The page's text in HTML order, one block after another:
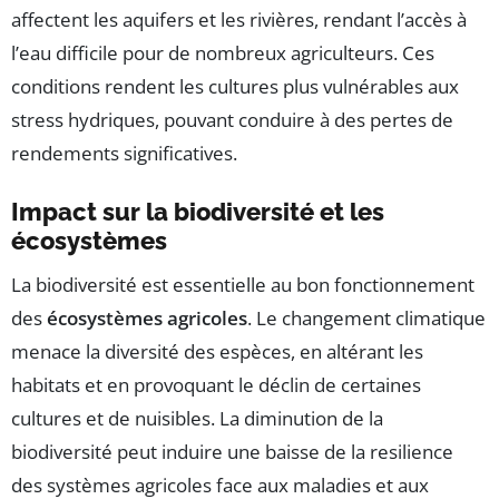
affectent les aquifers et les rivières, rendant l’accès à
l’eau difficile pour de nombreux agriculteurs. Ces
conditions rendent les cultures plus vulnérables aux
stress hydriques, pouvant conduire à des pertes de
rendements significatives.
Impact sur la biodiversité et les
écosystèmes
La biodiversité est essentielle au bon fonctionnement
desécosystèmes agricoles. Le changement climatique
menace la diversité des espèces, en altérant les
habitats et en provoquant le déclin de certaines
cultures et de nuisibles. La diminution de la
biodiversité peut induire une baisse de la resilience
des systèmes agricoles face aux maladies et aux